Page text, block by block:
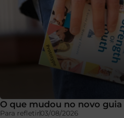
O que mudou no novo guia
Para refletir03/08/2026